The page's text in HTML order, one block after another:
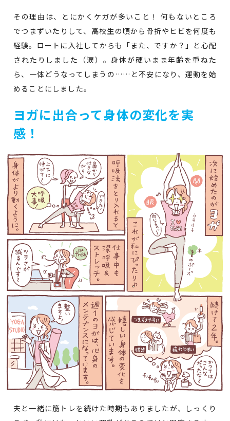
その理由は、とにかくケガが多いこと！ 何もないところ
でつまずいたりして、高校生の頃から骨折やヒビを何度も
経験。ロートに入社してからも「また、ですか？」と心配
されたりしました（涙）。身体が硬いまま年齢を重ねた
ら、一体どうなってしまうの……と不安になり、運動を始
めることにしました。
ヨガに出合って身体の変化を実
感！
夫と一緒に筋トレを続けた時期もありましたが、しっくり